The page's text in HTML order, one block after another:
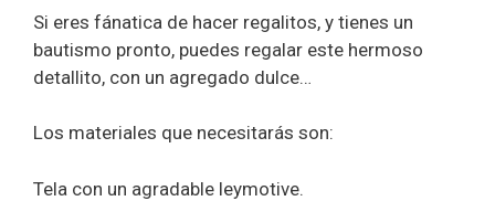
Si eres fánatica de hacer regalitos, y tienes un
bautismo pronto, puedes regalar este hermoso
detallito, con un agregado dulce…
Los materiales que necesitarás son:
Tela con un agradable leymotive.